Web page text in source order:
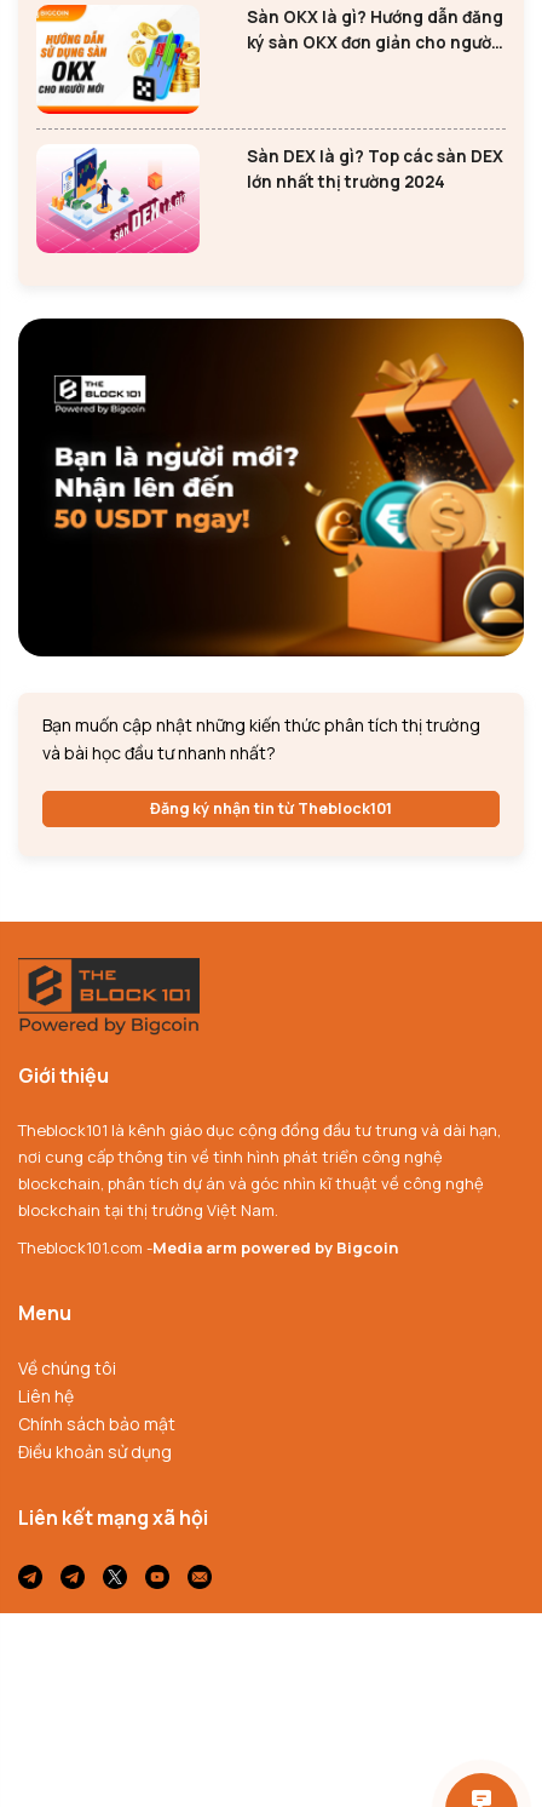
Sàn OKX là gì? Hướng dẫn đăng
ký sàn OKX đơn giản cho người
Sàn DEX là gì? Top các sàn DEX
lớn nhất thị trường 2024
Bạn muốn cập nhật những kiến thức phân tích thị trường
và bài học đầu tư nhanh nhất?
Đăng ký nhận tin từ Theblock101
Giới thiệu
Theblock101 là kênh giáo dục cộng đồng đầu tư trung và dài hạn,
nơi cung cấp thông tin về tình hình phát triển công nghệ
blockchain, phân tích dự án và góc nhìn kĩ thuật về công nghệ
blockchain tại thị trường Việt Nam.
Theblock101.com -Media arm powered by Bigcoin
Menu
Về chúng tôi
Liên hệ
Chính sách bảo mật
Điều khoản sử dụng
Liên kết mạng xã hội